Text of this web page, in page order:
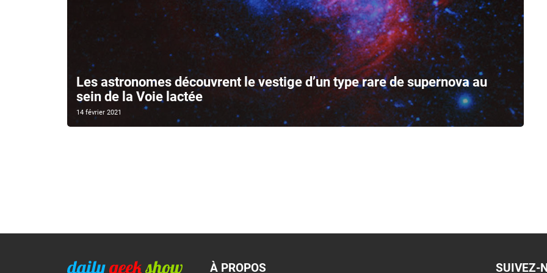
Les astronomes découvrent le vestige d’un type rare de supernova au
sein de la Voie lactée
14 février 2021
À PROPOS SUIVEZ-